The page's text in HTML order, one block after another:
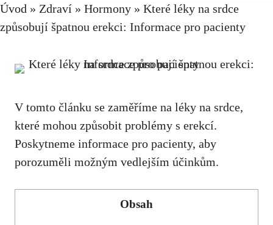
Úvod » Zdraví » Hormony » Které léky na srdce
způsobují špatnou erekci: Informace pro pacienty
V tomto článku se zaměříme na léky na srdce,
které mohou způsobit problémy s erekcí.
Poskytneme informace pro pacienty, aby
porozuměli možným vedlejším účinkům.
Obsah